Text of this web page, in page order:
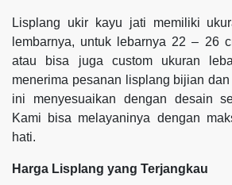
Lisplang ukir kayu jati memiliki
lembarnya, untuk lebarnya 22 – 26
atau bisa juga custom ukuran
menerima pesanan lisplang bijian dan
ini menyesuaikan dengan desain
Kami bisa melayaninya dengan
hati.
Harga Lisplang yang Terjangkau